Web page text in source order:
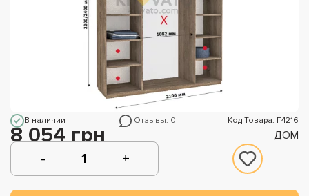
В наличии Отзывы: 0 Код Товара: Г4216
8 054 грн ДОМ